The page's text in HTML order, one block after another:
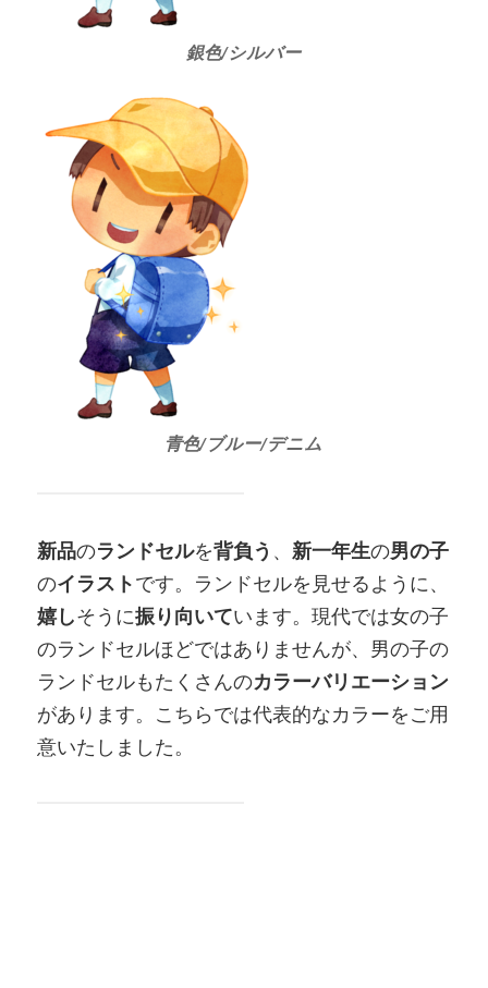
銀色/シルバー
青色/ブルー/デニム
新品のランドセルを背負う 、 新一年生の男の子
のイラストです。ランドセルを見せるように、
嬉しそうに振り向いています。現代では女の子
のランドセルほどではありませんが、男の子の
ランドセルもたくさんのカラーバリエーション
があります。こちらでは代表的なカラーをご用
意いたしました。